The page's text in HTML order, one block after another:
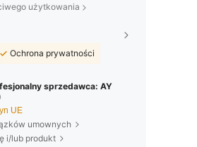
użytkowania
Ochrona prywatności
sprzedawca: AY
UE
umownych
i/lub produkt